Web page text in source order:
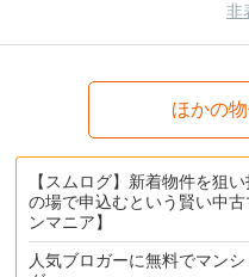
非
ほかの
【スムログ】新着物件を狙
の場で申込むという賢い中
ンマニア】
人気ブロガーに無料でマン